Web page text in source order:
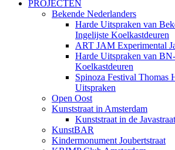
PROJECTEN
Bekende Nederlanders
Harde Uitspraken van
Ingelijste Koelkastdeuren
ART JAM Experimental
Harde Uitspraken van
Koelkastdeuren
Spinoza Festival Thomas
Uitspraken
Open Oost
Kunststraat in Amsterdam
Kunststraat in de
KunstBAR
Kindermonument Joubertstraat